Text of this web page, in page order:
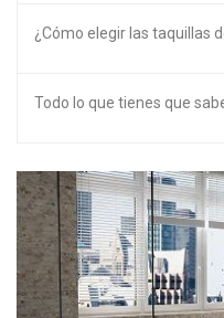
¿Cómo elegir las taquillas
Todo lo que tienes que